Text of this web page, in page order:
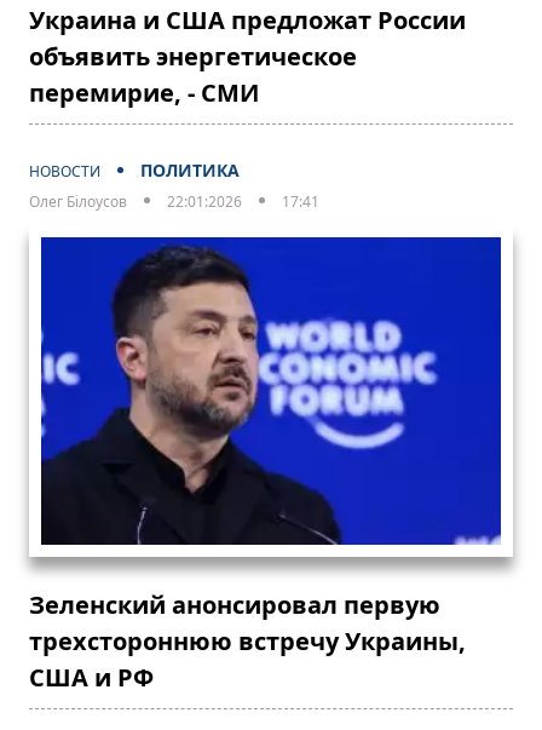
Украина и США предложат России
объявить энергетическое
перемирие, - СМИ
НОВОСТИ ПОЛИТИКА
Олег Білоусов 22:01:2026 17:41
Зеленский анонсировал первую
трехстороннюю встречу Украины,
США и РФ